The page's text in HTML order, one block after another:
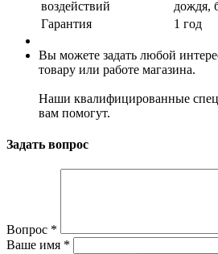
воздействий
дождя,
Гарантия
1 год
Вы можете задать любой
товару или работе магазина.
Наши квалифицированные
вам помогут.
Задать вопрос
Вопрос *
Ваше имя *